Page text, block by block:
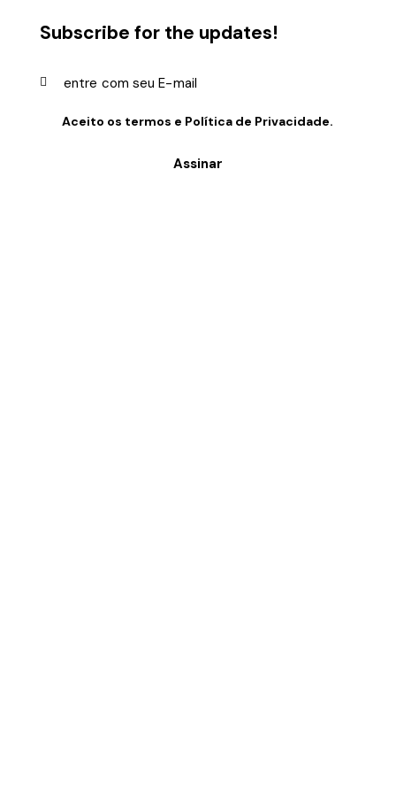
Subscribe for the updates!
Assinar
Aceito os termos e Política de Privacidade.